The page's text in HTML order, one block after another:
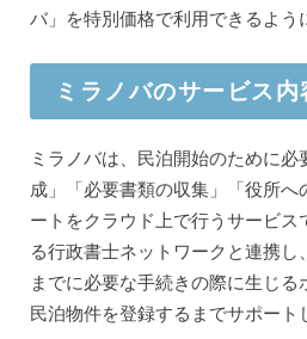
バ」を特別価格で利用できるよう
ミラノバのサービス内
ミラノバは、民泊開始のために
成」「必要書類の収集」「役所へ
ートをクラウド上で行うサービス
る行政書士ネットワークと連携し
までに必要な手続きの際に生じる
民泊物件を登録するまでサポート